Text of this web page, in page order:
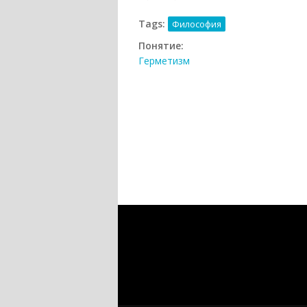
Tags: Философия
Понятие:
Герметизм